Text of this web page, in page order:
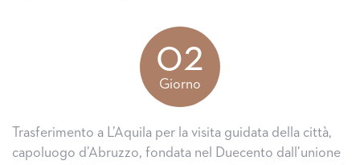
02
Giorno
Trasferimento a L’Aquila per la visita guidata della città,
capoluogo d’Abruzzo, fondata nel Duecento dall’unione